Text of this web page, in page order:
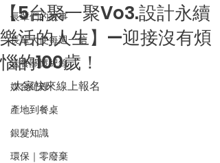
長輩們的故事
長輩大使每週一信
送餐關懷紀錄
媒合紀錄
產地到餐桌
銀髮知識
環保｜零廢棄
【5台聚一聚Vo3.設計永續
樂活的人生】—迎接沒有煩
惱的100歲！
大家快來線上報名